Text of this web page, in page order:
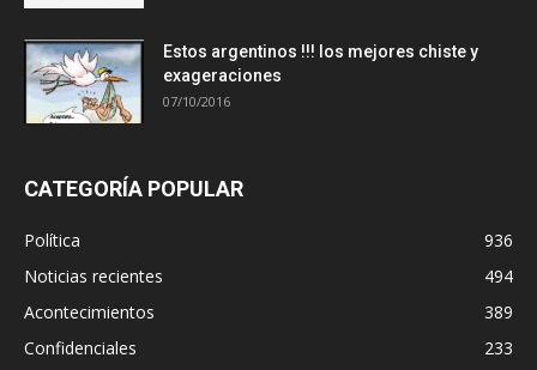
Estos argentinos !!! los mejores chiste y
exageraciones
07/10/2016
CATEGORÍA POPULAR
Política
936
Noticias recientes
494
Acontecimientos
389
Confidenciales
233